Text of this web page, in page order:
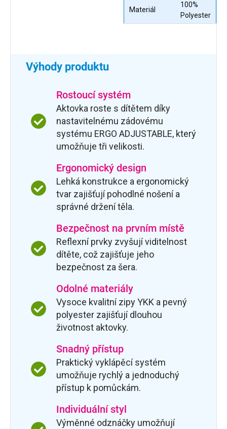
Materiál
100%
Polyester
Výhody produktu
Rostoucí systém
Aktovka roste s dítětem díky
nastavitelnému zádovému
systému ERGO ADJUSTABLE, který
umožňuje tři velikosti.
Ergonomický design
Lehká konstrukce a ergonomický
tvar zajišťují pohodlné nošení a
správné držení těla.
Bezpečnost na prvním místě
Reflexní prvky zvyšují viditelnost
dítěte, což zajišťuje jeho
bezpečnost za šera.
Odolné materiály
Vysoce kvalitní zipy YKK a pevný
polyester zajišťují dlouhou
životnost aktovky.
Snadný přístup
Praktický vyklápěcí systém
umožňuje rychlý a jednoduchý
přístup k pomůckám.
Individuální styl
Výměnné odznáčky umožňují